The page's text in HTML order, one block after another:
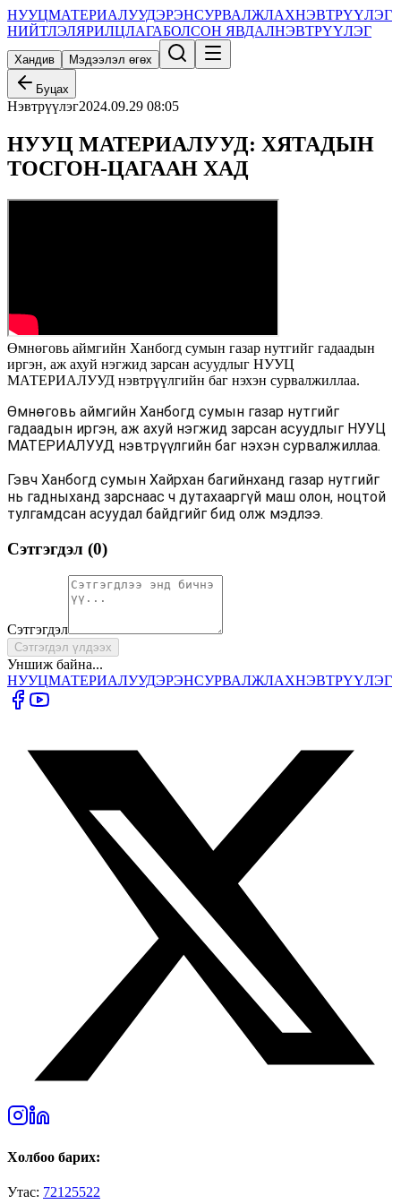
НУУЦМАТЕРИАЛУУДЭРЭНСУРВАЛЖЛАХНЭВТРҮҮЛЭГ
НИЙТЛЭЛЯРИЛЦЛАГАБОЛСОН ЯВДАЛНЭВТРҮҮЛЭГ
Хандив Мэдээлэл өгөх
Буцах
Нэвтрүүлэг2024.09.29 08:05
НУУЦ МАТЕРИАЛУУД: ХЯТАДЫН
ТОСГОН-ЦАГААН ХАД
Өмнөговь аймгийн Ханбогд сумын газар нутгийг гадаадын
иргэн, аж ахуй нэгжид зарсан асуудлыг НУУЦ
МАТЕРИАЛУУД нэвтрүүлгийн баг нэхэн сурвалжиллаа.
Өмнөговь аймгийн Ханбогд сумын газар нутгийг
гадаадын иргэн, аж ахуй нэгжид зарсан асуудлыг НУУЦ
МАТЕРИАЛУУД нэвтрүүлгийн баг нэхэн сурвалжиллаа.
Гэвч Ханбогд сумын Хайрхан багийнханд газар нутгийг
нь гадныханд зарснаас ч дутахааргүй маш олон, ноцтой
тулгамдсан асуудал байдгийг бид олж мэдлээ.
Сэтгэгдэл (0)
Сэтгэгдэл
Сэтгэгдэл үлдээх
Уншиж байна...
НУУЦМАТЕРИАЛУУДЭРЭНСУРВАЛЖЛАХНЭВТРҮҮЛЭГ
Холбоо барих:
Утас: 72125522